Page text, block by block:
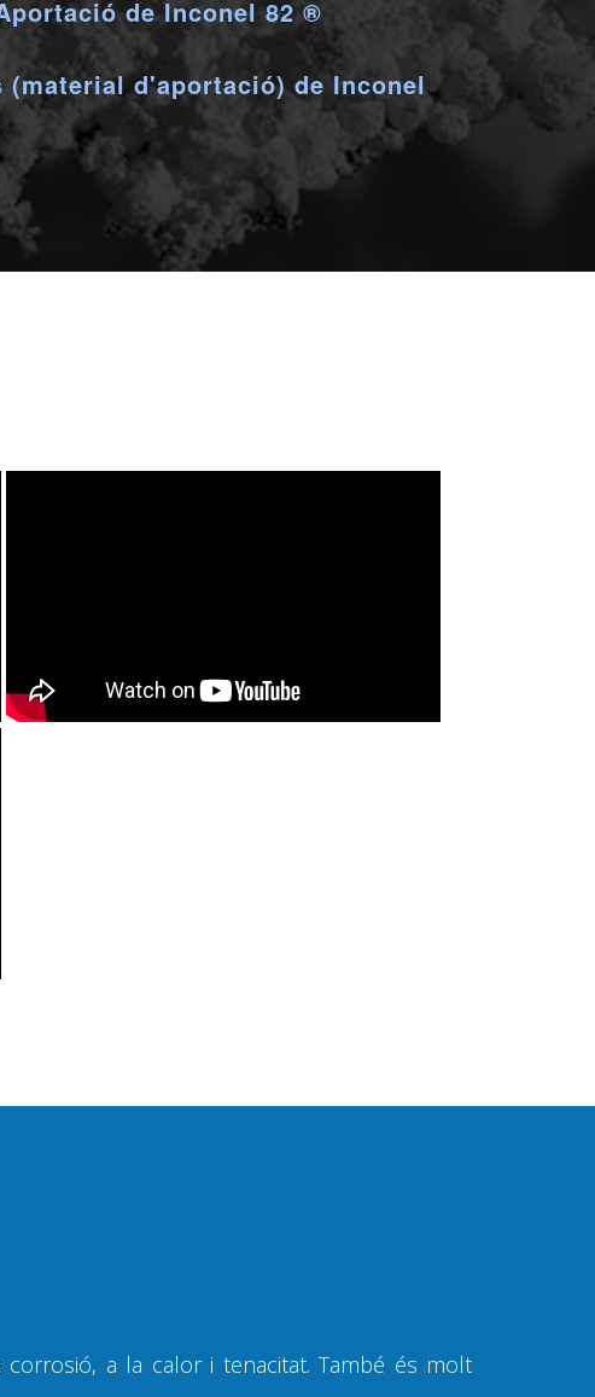
de Inconel 82 ®
(material d'aportació) de Inconel
a la calor i tenacitat. També és molt